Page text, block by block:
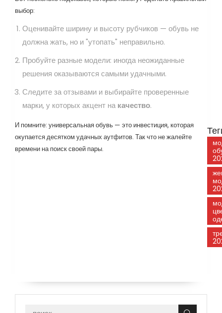
выбор:
Оценивайте ширину и высоту рубчиков — обувь не
должна жать, но и "утопать" неправильно.
Пробуйте разные модели: иногда неожиданные
решения оказываются самыми удачными.
Следите за отзывами и выбирайте проверенные
марки, у которых акцент накачество.
И помните: универсальная обувь — это инвестиция, которая
окупается десятком удачных аутфитов. Так что не жалейте
времени на поиск своей пары.